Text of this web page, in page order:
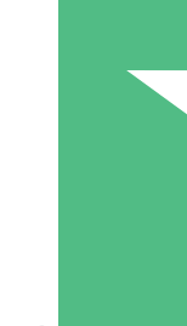
Payez à